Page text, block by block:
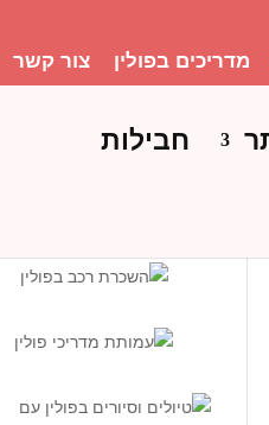
מדריכים בפולין צור קשר
חבילות